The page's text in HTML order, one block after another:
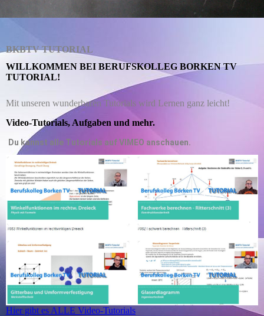
BKBTV TUTORIAL
WILLKOMMEN BEI BERUFSKOLLEG BORKEN TV
TUTORIAL!
Mit unseren wunderbaren Tutorials wird Lernen ganz leicht!
Video-Tutorials, Aufgaben und mehr.
Du kannst alle Tutorials auf VIMEO anschauen.
Hier gibt es ALLE Video-Tutorials